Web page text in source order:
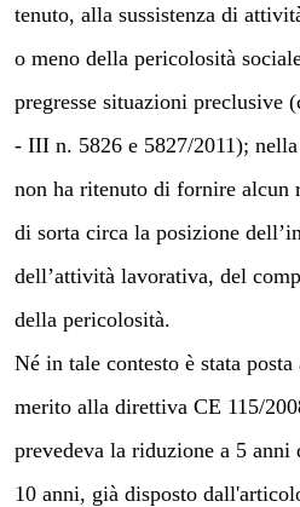
tenuto, alla sussistenza di
o meno della pericolosità
pregresse situazioni preclusive
- III n. 5826 e 5827/2011);
non ha ritenuto di fornire alcun
di sorta circa la posizione
dell’attività lavorativa, del
della pericolosità.
Né in tale contesto è stata
merito alla direttiva CE 115/
prevedeva la riduzione a 5 anni
10 anni, già disposto